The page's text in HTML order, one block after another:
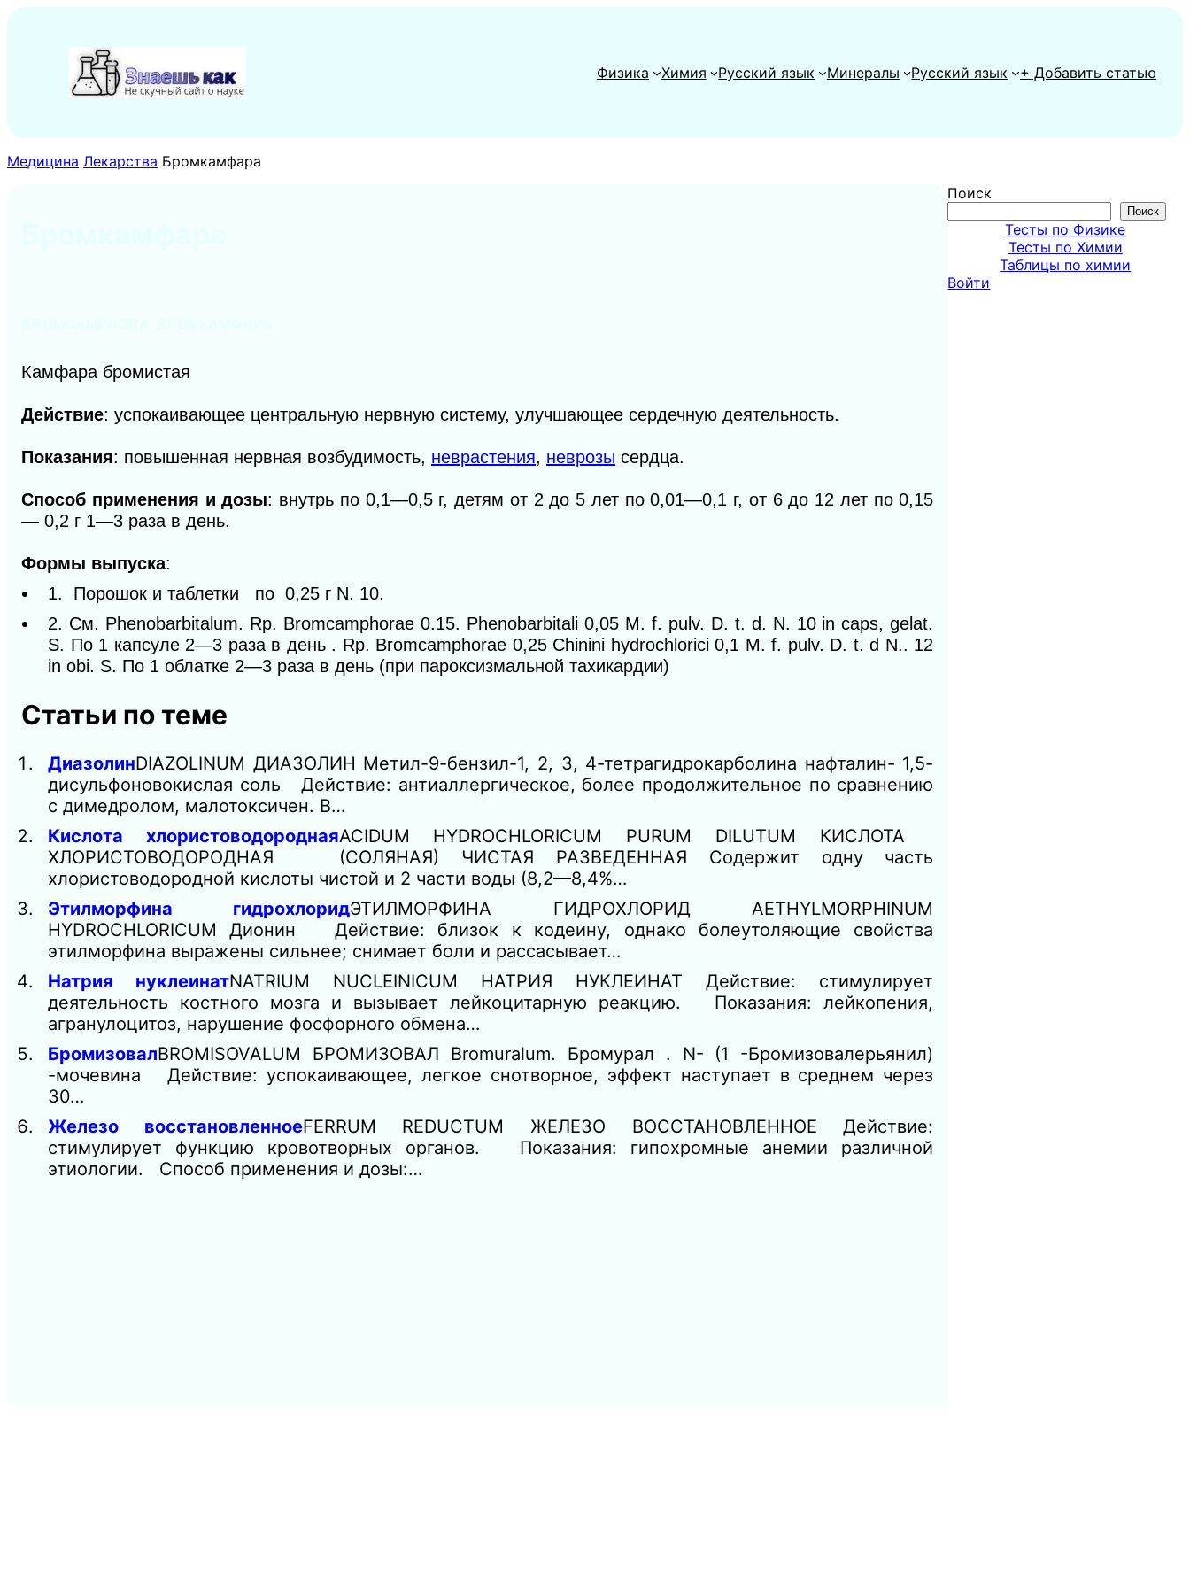
содержимому
Физика
Химия Русский язык Минералы Русский язык + Добавить статью
Медицина Лекарства Бромкамфара
Камфара бромистая
Действие: успокаивающее центральную нервную систему, улучшающее сердечную деятельность.
Показания: повышенная нервная возбудимость, неврастения, неврозы сердца.
Способ применения и дозы: внутрь по 0,1—0,5 г, детям от 2 до 5 лет по 0,01—0,1 г, от 6 до 12 лет по 0,15
— 0,2 г 1—3 раза в день.
Формы выпуска:
1. Порошок и таблетки по 0,25 г N. 10.
2. См. Phenobarbitalum. Rp. Bromcamphorae 0.15. Phenobarbitali 0,05 M. f. pulv. D. t. d. N. 10 in caps, gelat.
S. По 1 капсуле 2—3 раза в день . Rp. Bromcamphorae 0,25 Chinini hydrochlorici 0,1 M. f. pulv. D. t. d N.. 12
in obi. S. По 1 облатке 2—3 раза в день (при пароксизмальной тахикардии)
Статьи по теме
ДиазолинDIAZOLINUM ДИАЗОЛИН Метил-9-бензил-1, 2, 3, 4-тетрагидрокарболина нафталин- 1,5-
дисульфоновокислая соль Действие: антиаллергическое, более продолжительное по сравнению
с димедролом, малотоксичен. В…
Кислота хлористоводороднаяACIDUM HYDROCHLORICUM PURUM DILUTUM КИСЛОТА
ХЛОРИСТОВОДОРОДНАЯ (СОЛЯНАЯ) ЧИСТАЯ РАЗВЕДЕННАЯ Содержит одну часть
хлористоводородной кислоты чистой и 2 части воды (8,2—8,4%…
Этилморфина гидрохлоридЭТИЛМОРФИНА ГИДРОХЛОРИД AETHYLMORPHINUM
HYDROCHLORICUМ Дионин Действие: близок к кодеину, однако болеутоляющие свойства
этилморфина выражены сильнее; снимает боли и рассасывает…
Натрия нуклеинатNATRIUM NUCLEINICUM НАТРИЯ НУКЛЕИНАТ Действие: стимулирует
деятельность костного мозга и вызывает лейкоцитарную реакцию. Показания: лейкопения,
агранулоцитоз, нарушение фосфорного обмена…
БромизовалBROMISOVALUM БРОМИЗОВАЛ Bromuralum. Бромурал . N- (1 -Бромизовалерьянил)
-мочевина Действие: успокаивающее, легкое снотворное, эффект наступает в среднем через
30…
Железо восстановленноеFERRUM REDUCTUM ЖЕЛЕЗО ВОССТАНОВЛЕННОЕ Действие:
стимулирует функцию кровотворных органов. Показания: гипохромные анемии различной
этиологии. Способ применения и дозы:…
Поиск
Поиск
Тесты по Физике
Тесты по Химии
Таблицы по химии
Войти